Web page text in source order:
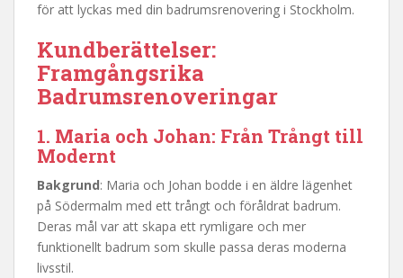
för att lyckas med din badrumsrenovering i Stockholm.
Kundberättelser:
Framgångsrika
Badrumsrenoveringar
1. Maria och Johan: Från Trångt till
Modernt
Bakgrund: Maria och Johan bodde i en äldre lägenhet
på Södermalm med ett trångt och föråldrat badrum.
Deras mål var att skapa ett rymligare och mer
funktionellt badrum som skulle passa deras moderna
livsstil.